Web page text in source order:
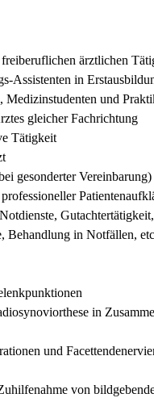
ärztlichen
Assistenten in
Medizinstudenten und
gleicher Fachrichtung
Tätigkeit
gesonderter Vereinbarung)
Behandlung in Notfällen,
in
und
von